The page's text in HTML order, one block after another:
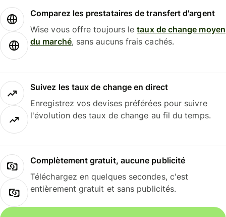
Comparez les prestataires de transfert d'argent
Wise vous offre toujours letaux de change moyen
du marché, sans aucuns frais cachés.
Suivez les taux de change en direct
Enregistrez vos devises préférées pour suivre
l'évolution des taux de change au fil du temps.
Complètement gratuit, aucune publicité
Téléchargez en quelques secondes, c'est
entièrement gratuit et sans publicités.